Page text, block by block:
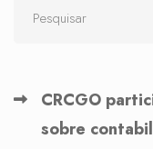
CRCGO
sobre